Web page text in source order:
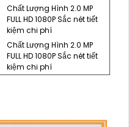
Chất Lượng Hình 2.0 MP
FULL HD 1080P Sắc nét tiết
kiệm chi phí
Chất Lượng Hình 2.0 MP
FULL HD 1080P Sắc nét tiết
kiệm chi phí